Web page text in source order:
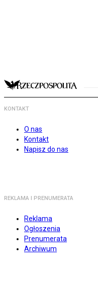
KONTAKT
O nas
Kontakt
Napisz do nas
REKLAMA I PRENUMERATA
Reklama
Ogłoszenia
Prenumerata
Archiwum